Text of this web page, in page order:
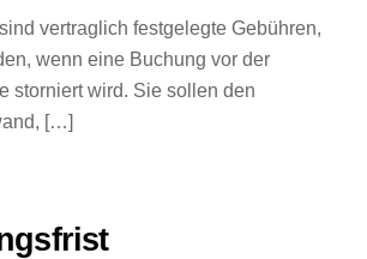
vertraglich festgelegte Gebühren,
wenn eine Buchung vor der
storniert wird. Sie sollen den
[…]